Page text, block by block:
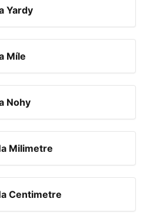
Yardy
Míle
Nohy
Milimetre
Centimetre